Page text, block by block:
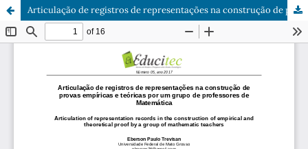
Articulação de registros de representações na construção de provas empíricas e teóricas por um grupo de professores de Matemática